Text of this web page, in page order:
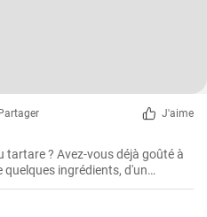
Partager J'aime
tartare ? Avez-vous déjà goûté à
ingrédients, d'un
tartare de courgette.